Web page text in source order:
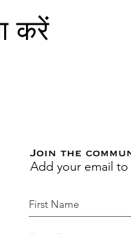
करें
Join the
Add your email